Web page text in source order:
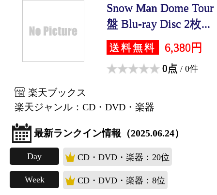
Snow Man Dome
盤 Blu-ray Disc 2枚...
送料無料 6,380円
0点 / 0件
楽天ブックス
楽天ジャンル：CD・DVD・楽器
最新ランクイン情報（2025.06.24）
Day CD・DVD・楽器：20位
Week CD・DVD・楽器：8位